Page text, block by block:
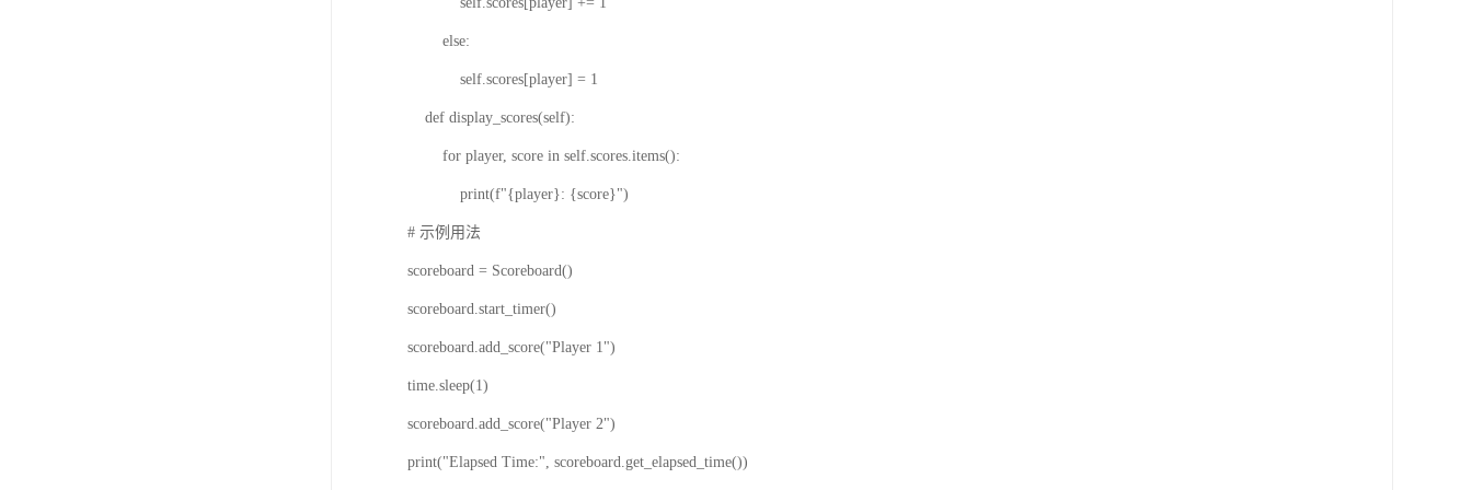
else:
self.scores[player] = 1
def display_scores(self):
for player, score in self.scores.items():
print(f"{player}: {score}")
# 示例用法
scoreboard = Scoreboard()
scoreboard.start_timer()
scoreboard.add_score("Player 1")
time.sleep(1)
scoreboard.add_score("Player 2")
print("Elapsed Time:", scoreboard.get_elapsed_time())